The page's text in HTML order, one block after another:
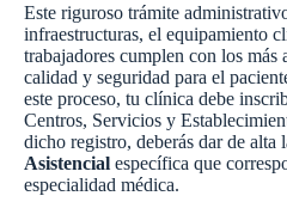
Este riguroso trámite
infraestructuras, el equipamiento
trabajadores cumplen con los más
calidad y seguridad para el
este proceso, tu clínica debe
Centros, Servicios y
dicho registro, deberás dar de alta
Asistencial específica que
especialidad médica.